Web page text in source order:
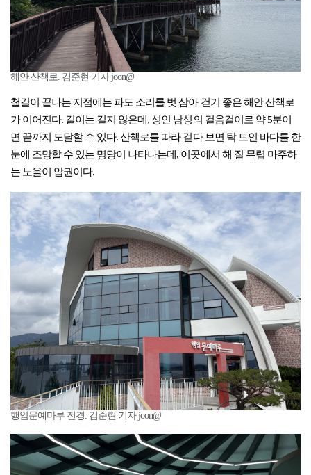
해안 산책로. 김준현 기자 joon@
철길이 끝나는 지점에는 파도 소리를 벗 삼아 걷기 좋은 해안 산책로
가 이어진다. 길이는 길지 않은데, 성인 남성의 걸음걸이로 약 5분이
면 끝까지 도달할 수 있다. 산책로를 따라 걷다 보면 탁 트인 바다를 한
눈에 조망할 수 있는 명당이 나타나는데, 이곳에서 해 질 무렵 마주하
는 노을이 압권이다.
행암문예마루 전경. 김준현 기자 joon@